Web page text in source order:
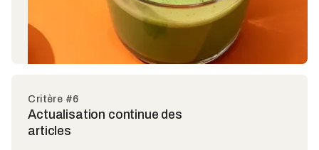
Critère #6
Actualisation continue des
articles